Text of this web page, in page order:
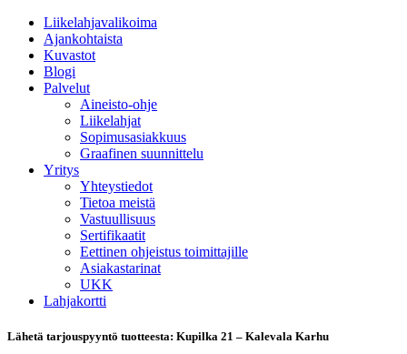
Liikelahjavalikoima
Ajankohtaista
Kuvastot
Blogi
Palvelut
Aineisto-ohje
Liikelahjat
Sopimusasiakkuus
Graafinen suunnittelu
Yritys
Yhteystiedot
Tietoa meistä
Vastuullisuus
Sertifikaatit
Eettinen ohjeistus toimittajille
Asiakastarinat
UKK
Lahjakortti
Lähetä tarjouspyyntö tuotteesta: Kupilka 21 – Kalevala Karhu